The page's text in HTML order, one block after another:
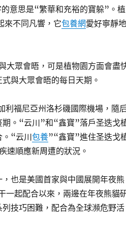
意思是“繁華和充裕的寶躲”。植
來不同凡響，它包養網愛好寧靜地
大眾會晤，可是植物園方面會盡
與大眾會晤的每日天期。
福尼亞州洛杉磯國際機場，隨
。“云川”和“鑫寶”落戶圣迭戈
。“云川包養”“鑫寶”進住圣迭戈
速順應新周遭的狀況。
也是美國首家與中國展開年夜熊
一起配合以來，兩邊在年夜熊貓
技巧困難，配合為全球瀕危野活